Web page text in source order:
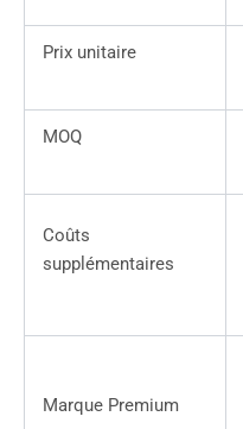
Prix unitaire
MOQ
Coûts
supplémentaires
Marque Premium